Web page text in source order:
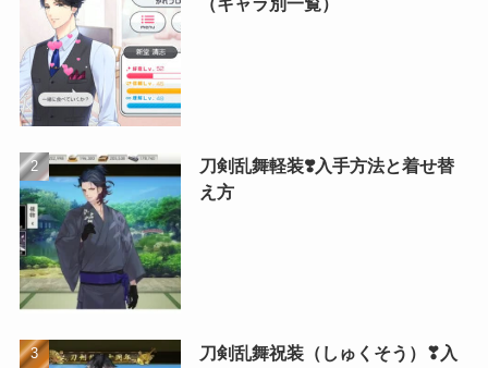
刀剣乱舞軽装❣️入手方法と着せ替
え方
刀剣乱舞祝装（しゅくそう）❣入